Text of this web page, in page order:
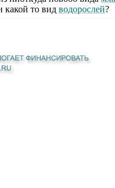
какой то вид водорослей?